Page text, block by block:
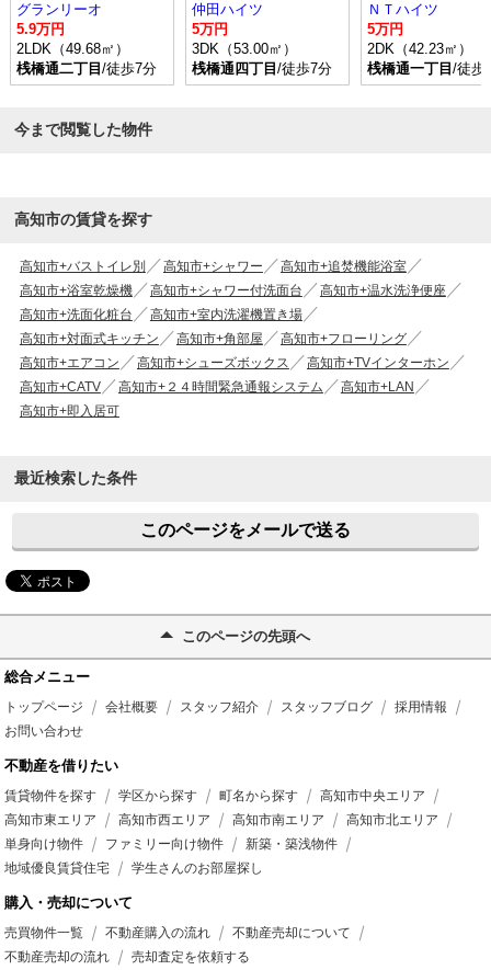
グランリーオ
5.9万円
2LDK（49.68㎡）
桟橋通二丁目 /徒歩7分
仲田ハイツ
5万円
3DK（53.00㎡）
桟橋通四丁目 /徒歩7分
ＮＴハイツ
5万円
2DK（42.23㎡）
桟橋通一丁目 /徒歩
今まで閲覧した物件
高知市の賃貸を探す
高知市+バストイレ別 高知市+シャワー
高知市+追焚機能浴室
高知市+浴室乾燥機
高知市+シャワー付洗面台
高知市+温水洗浄便座
高知市+洗面化粧台
高知市+室内洗濯機置き場
高知市+対面式キッチン
高知市+角部屋
高知市+フローリング
高知市+エアコン
高知市+シューズボックス
高知市+TVインターホン
高知市+CATV
高知市+２４時間緊急通報システム
高知市+LAN
高知市+即入居可
最近検索した条件
このページをメールで送る
このページの先頭へ
総合メニュー
トップページ 会社概要 スタッフ紹介 スタッフブログ
採用情報
お問い合わせ
不動産を借りたい
賃貸物件を探す 学区から探す 町名から探す
高知市中央エリア
高知市東エリア
高知市西エリア 高知市南エリア
高知市北エリア
単身向け物件
ファミリー向け物件
新築・築浅物件
地域優良賃貸住宅
学生さんのお部屋探し
購入・売却について
売買物件一覧 不動産購入の流れ
不動産売却について
不動産売却の流れ
売却査定を依頼する